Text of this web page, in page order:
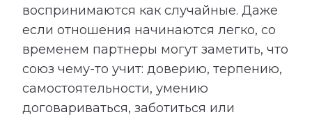
воспринимаются как случайные. Даже
если отношения начинаются легко, со
временем партнеры могут заметить, что
союз чему-то учит: доверию, терпению,
самостоятельности, умению
договариваться, заботиться или